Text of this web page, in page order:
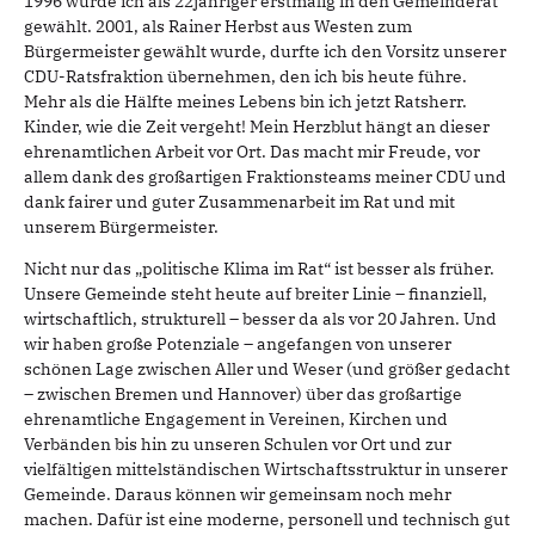
gewählt. 2001, als Rainer Herbst aus Westen zum
Bürgermeister gewählt wurde, durfte ich den Vorsitz unserer
CDU-Ratsfraktion übernehmen, den ich bis heute führe.
Mehr als die Hälfte meines Lebens bin ich jetzt Ratsherr.
Kinder, wie die Zeit vergeht! Mein Herzblut hängt an dieser
ehrenamtlichen Arbeit vor Ort. Das macht mir Freude, vor
allem dank des großartigen Fraktionsteams meiner CDU und
dank fairer und guter Zusammenarbeit im Rat und mit
unserem Bürgermeister.
Nicht nur das „politische Klima im Rat“ ist besser als früher.
Unsere Gemeinde steht heute auf breiter Linie – finanziell,
wirtschaftlich, strukturell – besser da als vor 20 Jahren. Und
wir haben große Potenziale – angefangen von unserer
schönen Lage zwischen Aller und Weser (und größer gedacht
– zwischen Bremen und Hannover) über das großartige
ehrenamtliche Engagement in Vereinen, Kirchen und
Verbänden bis hin zu unseren Schulen vor Ort und zur
vielfältigen mittelständischen Wirtschaftsstruktur in unserer
Gemeinde. Daraus können wir gemeinsam noch mehr
machen. Dafür ist eine moderne, personell und technisch gut